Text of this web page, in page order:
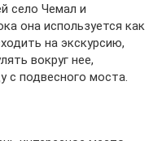
село Чемал и
она используется как
на экскурсию,
вокруг нее,
с подвесного моста.